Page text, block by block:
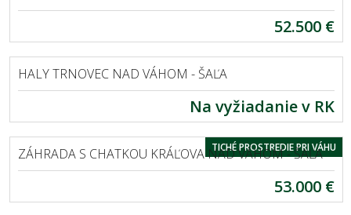
52.500 €
HALY TRNOVEC NAD VÁHOM - ŠAĽA
Na vyžiadanie v RK
TICHÉ PROSTREDIE PRI VÁHU
ZÁHRADA S CHATKOU KRÁĽOVA NAD VÁHOM - ŠAĽA
53.000 €